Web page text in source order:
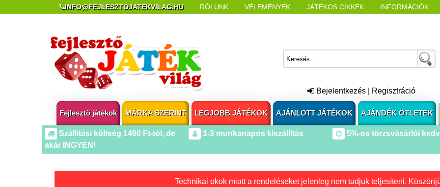
INFO@FEJLESZTOJATEKVILAG.HU RÓLUNK VÉLEMÉNYEK JÁTÉKOS CIKKEK INFORMÁCIÓK
Bejelentkezés Regisztráció
Fejlesztő játékok MÁRKA SZERINT LEGJOBB JÁTÉKOK AJÁNLOTT JÁTÉKOK AJÁNDÉK ÖTLETEK
Szállítási költség 1490 Ft-tól, de
akár INGYEN!
1-3 munkanapos kiszállítás 5%-os törzsvásárlói
Technikai okok miatt a rendeléseket jelenleg nem tudjuk teljesíteni.